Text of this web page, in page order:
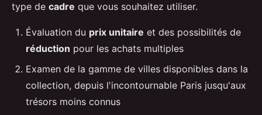
type de cadre que vous souhaitez utiliser.
Évaluation du prix unitaire et des possibilités de
réduction pour les achats multiples
Examen de la gamme de villes disponibles dans la
collection, depuis l'incontournable Paris jusqu'aux
trésors moins connus